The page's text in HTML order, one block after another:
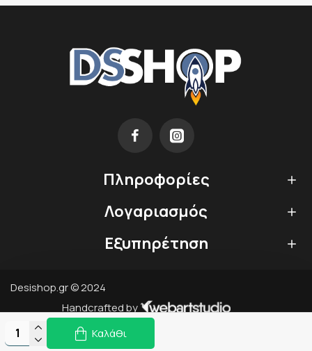
Καλάθι
Πληροφορίες
Λογαριασμός
Εξυπηρέτηση
Desishop.gr © 2024
Handcrafted by